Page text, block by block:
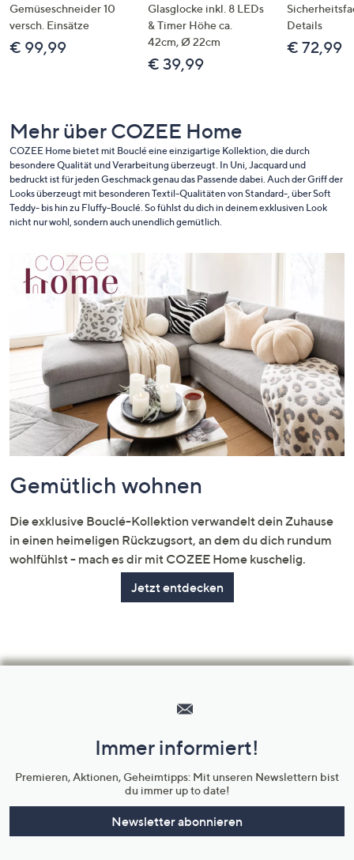
Gemüseschneider 10
versch. Einsätze
€ 99,99
Glasglocke inkl. 8 LEDs
& Timer Höhe ca.
42cm, Ø 22cm
€ 39,99
Details
€ 72,99
Mehr über COZEE Home
COZEE Home bietet mit Bouclé eine einzigartige Kollektion, die durch
besondere Qualität und Verarbeitung überzeugt. In Uni, Jacquard und
bedruckt ist für jeden Geschmack genau das Passende dabei. Auch der Griff der
Looks überzeugt mit besonderen Textil-Qualitäten von Standard-, über Soft
Teddy- bis hin zu Fluffy-Bouclé. So fühlst du dich in deinem exklusiven Look
nicht nur wohl, sondern auch unendlich gemütlich.
Gemütlich wohnen
Die exklusive Bouclé-Kollektion verwandelt dein Zuhause
in einen heimeligen Rückzugsort, an dem du dich rundum
wohlfühlst - mach es dir mit COZEE Home kuschelig.
Jetzt entdecken
Unternehmensinformationen
Immer informiert!
Premieren, Aktionen, Geheimtipps: Mit unseren Newslettern bist
du immer up to date!
Newsletter abonnieren